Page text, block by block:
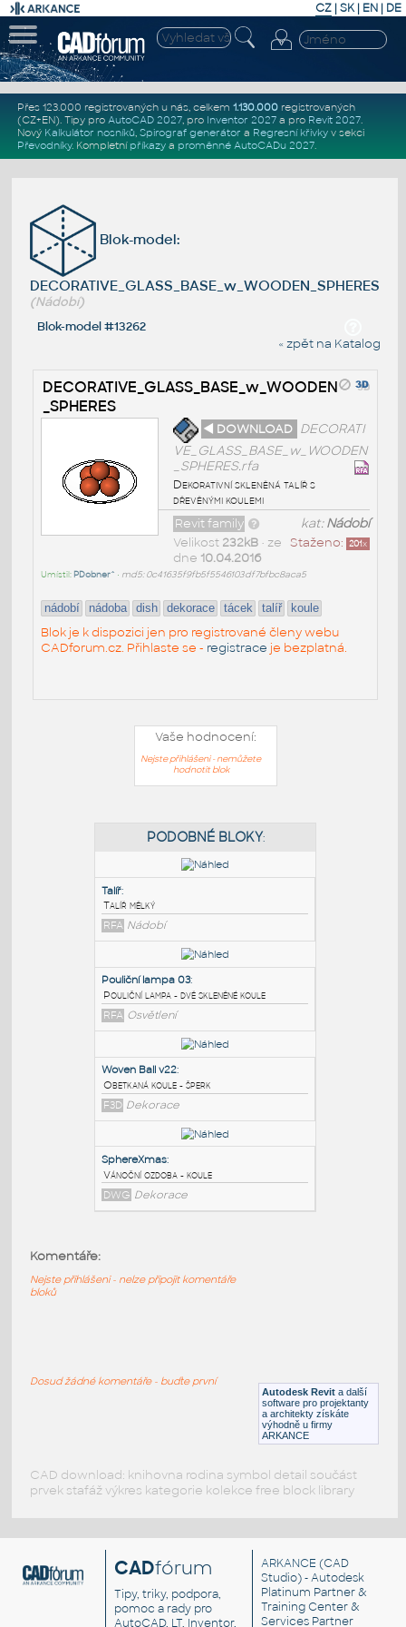
CZ | SK| EN | DE
Přes 123.000 registrovaných u nás, celkem 1.130.000registrovaných
(CZ+EN). Tipy pro AutoCAD 2027, pro Inventor 2027a pro Revit 2027.
Nový Kalkulátor nosníků, Spirograf generátor a Regresní křivkyv sekci
Převodníky. Kompletní příkazya proměnné AutoCADu 2027.
Blok-model:
DECORATIVE_GLASS_BASE_w_WOODEN_SPHERES
(Nádobí)
Blok-model #13262
« zpět na Katalog
DECORATIVE_GLASS_BASE_w_WOODEN
_SPHERES
◄ DOWNLOAD DECORATI
VE_GLASS_BASE_w_WOODEN
_SPHERES.rfa
Dekorativní skleněná talíř s
dřevěnými koulemi
kat:Nádobí
Revit family
Staženo: 201x
Velikost 232kB• ze
dne 10.04.2016
Umístil: PDobner^ • md5: 0c41635f9fb5f5546103df7bfbc8aca5
nádobí nádoba dish dekorace tácek talíř koule
Blok je k dispozici jen pro registrované členy webu
CADforum.cz. Přihlaste se - registrace je bezplatná.
Vaše hodnocení:
Nejste přihlášeni - nemůžete
hodnotit blok
PODOBNÉ BLOKY
Talíř mělký
RFA Nádobí
Pouliční lampa 03
Pouliční lampa - dvě skleněné koule
RFA Osvětlení
Obetkaná koule - šperk
Vánoční ozdoba - koule
Autodesk Revit a další
software pro projektanty
a architekty získáte
výhodně u firmy
ARKANCE
Komentáře:
Nejste přihlášeni - nelze připojit komentáře
bloků
Dosud žádné komentáře - buďte první
CAD download: knihovna rodina symbol detail součást
prvek stafáž výkres kategorie kolekce free block library
CADfórum
Tipy, triky, podpora,
pomoc a rady pro
AutoCAD, LT, Inventor,
ARKANCE (CAD
Studio) - Autodesk
Platinum Partner &
Training Center &
Services Partner